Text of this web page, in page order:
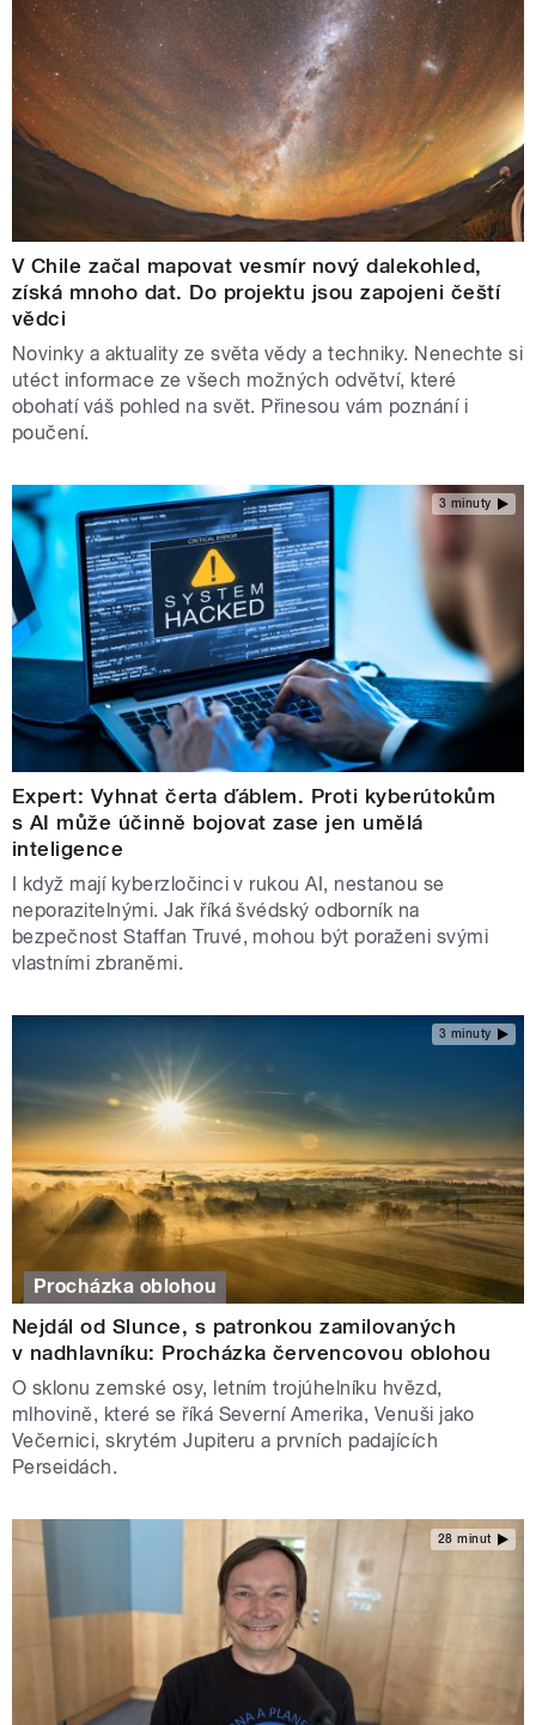
V Chile začal mapovat vesmír nový dalekohled,
získá mnoho dat. Do projektu jsou zapojeni čeští
vědci
Novinky a aktuality ze světa vědy a techniky. Nenechte si
utéct informace ze všech možných odvětví, které
obohatí váš pohled na svět. Přinesou vám poznání i
poučení.
3 minuty
Expert: Vyhnat čerta ďáblem. Proti kyberútokům
s AI může účinně bojovat zase jen umělá
inteligence
I když mají kyberzločinci v rukou AI, nestanou se
neporazitelnými. Jak říká švédský odborník na
bezpečnost Staffan Truvé, mohou být poraženi svými
vlastními zbraněmi.
3 minuty
Procházka oblohou
Nejdál od Slunce, s patronkou zamilovaných
v nadhlavníku: Procházka červencovou oblohou
O sklonu zemské osy, letním trojúhelníku hvězd,
mlhovině, které se říká Severní Amerika, Venuši jako
Večernici, skrytém Jupiteru a prvních padajících
Perseidách.
28 minut